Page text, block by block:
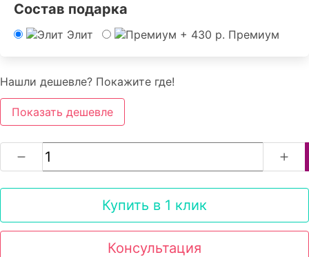
Состав подарка
Элит Премиум
Нашли дешевле? Покажите где!
Показать дешевле
Купить в 1 клик
Консультация